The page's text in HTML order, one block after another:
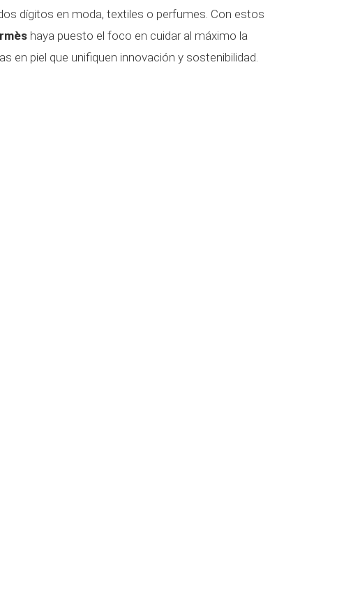
dígitos en moda, textiles o perfumes. Con estos
haya puesto el foco en cuidar al máximo la
en piel que unifiquen innovación y sostenibilidad.